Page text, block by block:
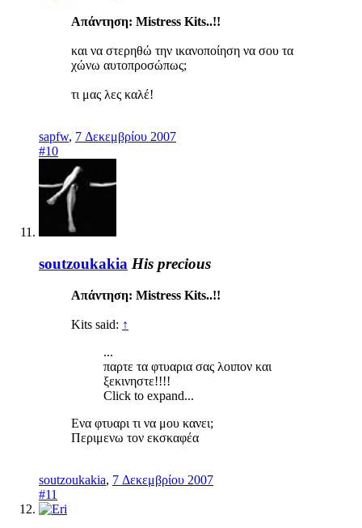
Απάντηση: Mistress Kits..!!
και να στερηθώ την ικανοποίηση να σου τα
χώνω αυτοπροσώπως;
τι μας λες καλέ!
sapfw, 7 Δεκεμβρίου 2007
#10
soutzoukakia His precious
Απάντηση: Mistress Kits..!!
Kits said: ↑
...
παρτε τα φτυαρια σας λοιπον και
ξεκινηστε!!!!
Click to expand...
Ενα φτυαρι τι να μου κανει;
Περιμενω τον εκσκαφέα
soutzoukakia, 7 Δεκεμβρίου 2007
#11